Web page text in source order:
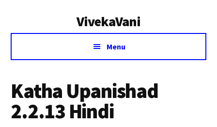
VivekaVani
Voice
Vivekananda
Menu
Katha Upanishad
2.2.13 Hindi